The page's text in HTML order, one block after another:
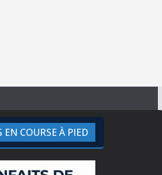
COURSE À PIED